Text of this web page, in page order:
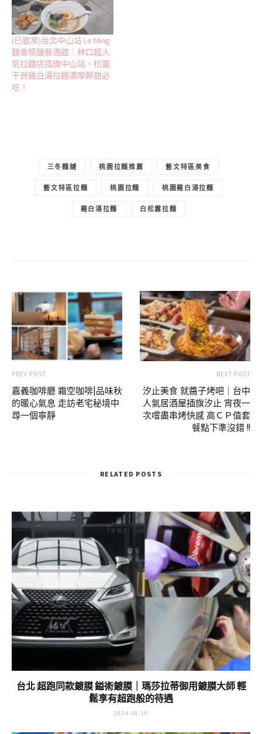
(已歇業)台北中山站 Le Ming
麵食精釀餐酒館｜林口超人
氣拉麵店插旗中山站，松露
干貝雞白湯拉麵濃厚鮮甜必
吃！
三冬麵舖 桃園拉麵推薦 藝文特區美食
藝文特區拉麵 桃園拉麵 桃園雞白湯拉麵
雞白湯拉麵 白松露拉麵
PREV POST
嘉義咖啡廳 霜空咖啡|品味秋
的暖心氣息 走訪老宅秘境中
尋一個寧靜
NEXT POST
汐止美食 就醬子烤吧｜台中
人氣居酒屋插旗汐止 宵夜一
次嚐盡串烤快感 高ＣＰ值套
餐點下準沒錯 !!
RELATED POSTS
台北 超跑同款鍍膜 鎰術鍍膜｜瑪莎拉蒂御用鍍膜大師 輕
鬆享有超跑般的待遇
2024-08-19